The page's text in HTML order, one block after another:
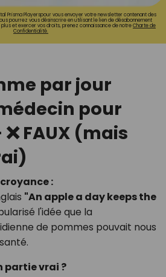
Prisma Playerspour vous envoyer votre newsletter contenant des
pourrez vous désinscrire en utilisant le lien de désabonnement
et exercer vos droits, prenez connaissance de notreCharte de
Confidentialité.
par jour
pour
FAUX (mais
:
"An apple a day keeps the
l'idée que la
de pommes pouvait nous
partie vrai ?